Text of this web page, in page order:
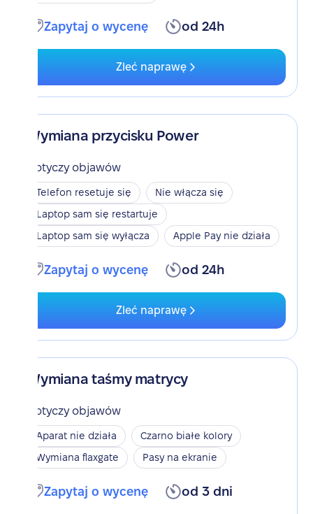
Zapytaj o wycenę od 24h
Zleć naprawę
Wymiana przycisku Power
Dotyczy objawów
Telefon resetuje się
Nie włącza się
Laptop sam się restartuje
Laptop sam się wyłącza
Apple Pay nie działa
Zapytaj o wycenę od 24h
Zleć naprawę
Wymiana taśmy matrycy
Dotyczy objawów
Aparat nie działa
Czarno białe kolory
Wymiana flaxgate
Pasy na ekranie
Zapytaj o wycenę od 3 dni